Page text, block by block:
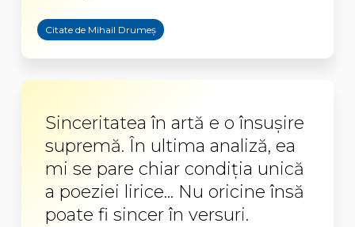
Citate de Mihail Drumeș
Sinceritatea în artă e o însuşire
supremă. În ultima analiză, ea
mi se pare chiar condiţia unică
a poeziei lirice... Nu oricine însă
poate fi sincer în versuri.